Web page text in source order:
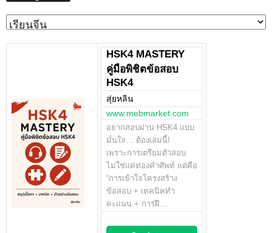
Categories
HSK4 MASTERY
คู่มือพิชิตข้อสอบ
HSK4
สุ่ยหลิน
www.mebmarket.com
อยากสอบผ่าน HSK4 แบบ
มั่นใจ… ต้องเล่มนี้!
เพราะการเตรียมตัวสอบ
ไม่ใช่แค่ท่องคำศัพท์ แต่คือ
“การเข้าใจโครงสร้าง
ข้อสอบ + เทคนิคทำ
คะแนน + การฝึ…